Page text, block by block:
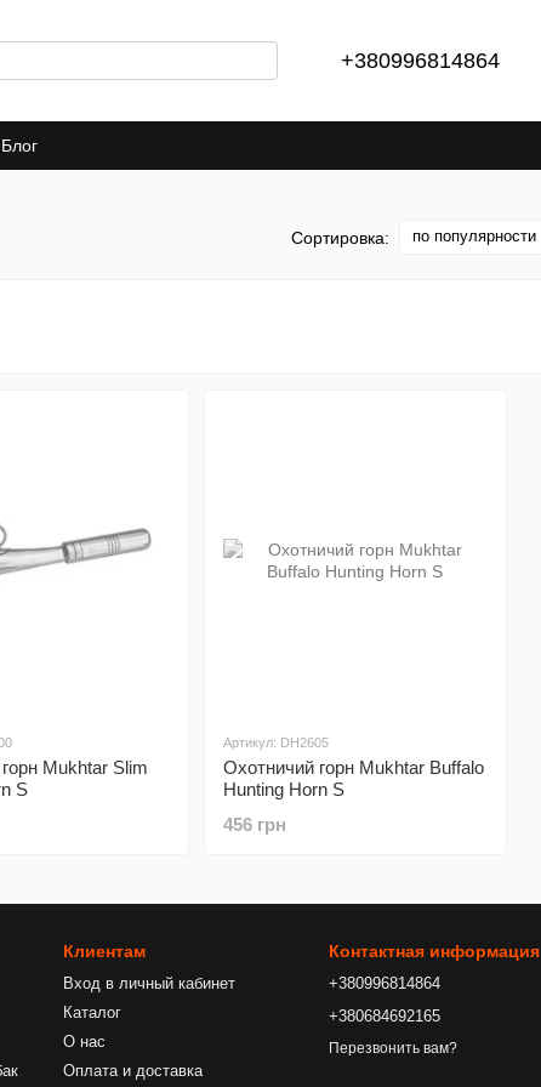
+380996814864
Блог
Сортировка: по популярности
Mukhtar Slim
S
Артикул: DH2605
Охотничий горн Mukhtar Buffalo
Hunting Horn S
456 грн
Клиентам
Вход в личный кабинет
Каталог
О нас
Оплата и доставка
Контактная информация
+380996814864
+380684692165
Перезвонить вам?